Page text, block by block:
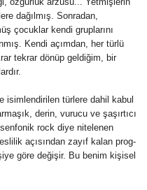
dağılmış. Sonradan,
çocuklar kendi gruplarını
Kendi açımdan, her türlü
tekrar dönüp geldiğim, bir
isimlendirilen türlere dahil kabul
derin, vurucu ve şaşırtıcı
rock diye nitelenen
açısından zayıf kalan prog-
göre değişir. Bu benim kişisel